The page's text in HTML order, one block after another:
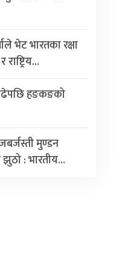
भेट भारतका रक्षा
राष्ट्रिय…
हङकङको
मुण्डन
: भारतीय…